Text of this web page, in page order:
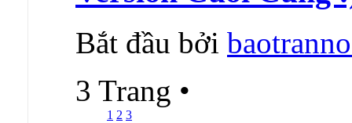
Bắt đầu bởi
3 Trang •
1 2 3